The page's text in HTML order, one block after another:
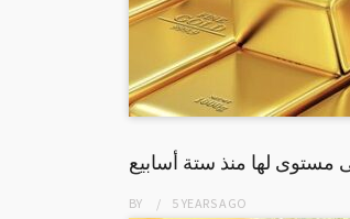
لها منذ ستة أسابيع
BY 5 YEARSAGO